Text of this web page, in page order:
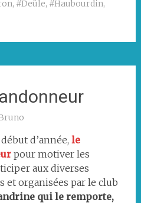
, #Deûle, #Haubourdin,
d’année, le
pour motiver les
aux diverses
et organisées par le club
qui le remporte,